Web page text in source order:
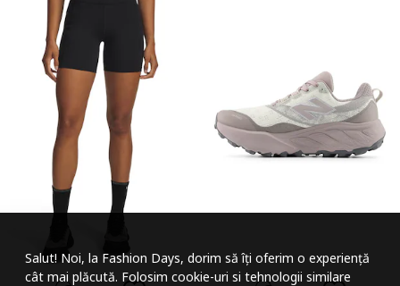
Salut! Noi, la Fashion Days, dorim să îți oferim o experiență
cât mai plăcută. Folosim cookie-uri si tehnologii similare
Micsoreaza